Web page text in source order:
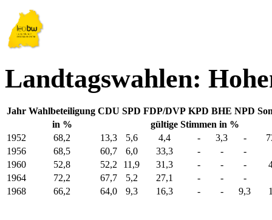
Landtagswahlen:
Jahr Wahlbeteiligung CDU SPD FDP/DVP KPD BHE NPD
in %
gültige Stimmen in %
1952
68,2 13,3 5,6 4,4 - 3,3 -
1956
68,5 60,7 6,0 33,3 - -
-
1960
52,8 52,2 11,9 31,3 - - -
1964
72,2 67,7 5,2 27,1 - -
-
1968
66,2 64,0 9,3 16,3 - - 9,3